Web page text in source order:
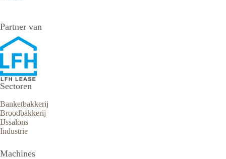
Partner van
Sectoren
Banketbakkerij
Broodbakkerij
IJssalons
Industrie
Machines